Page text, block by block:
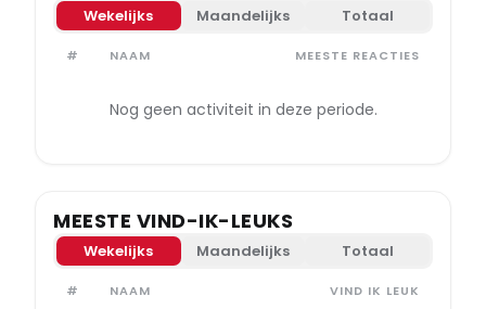
Wekelijks Maandelijks Totaal
# NAAM MEESTE REACTIES
Nog geen activiteit in deze periode.
MEESTE VIND-IK-LEUKS
Wekelijks Maandelijks Totaal
# NAAM VIND IK LEUK